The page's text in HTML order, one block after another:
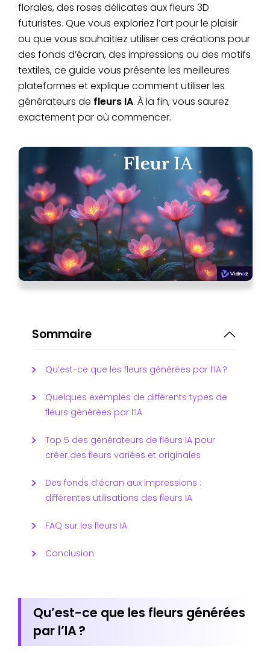
florales, des roses délicates aux fleurs 3D
futuristes. Que vous exploriez l’art pour le plaisir
ou que vous souhaitiez utiliser ces créations pour
des fonds d’écran, des impressions ou des motifs
textiles, ce guide vous présente les meilleures
plateformes et explique comment utiliser les
générateurs de fleurs IA. À la fin, vous saurez
exactement par où commencer.
Sommaire
Qu’est-ce que les fleurs générées par l’IA ?
Quelques exemples de différents types de
fleurs générées par l’IA
Top 5 des générateurs de fleurs IA pour
créer des fleurs variées et originales
Des fonds d’écran aux impressions :
différentes utilisations des fleurs IA
FAQ sur les fleurs IA
Conclusion
Qu’est-ce que les fleurs générées
par l’IA ?